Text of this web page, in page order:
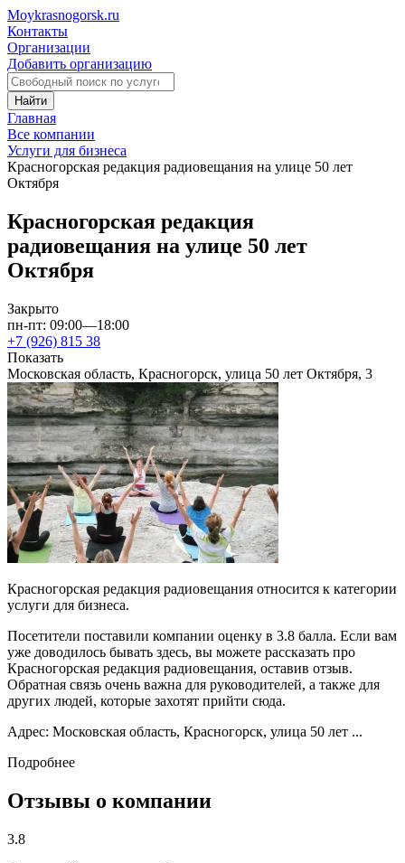
Moykrasnogorsk.ru
Контакты
Организации
Добавить организацию
Найти
Главная
Все компании
Услуги для бизнеса
Красногорская редакция радиовещания на улице 50 лет
Октября
Красногорская редакция
радиовещания на улице 50 лет
Октября
Закрыто
пн-пт: 09:00—18:00
+7 (926) 815 38
Показать
Московская область, Красногорск, улица 50 лет Октября, 3
Красногорская редакция радиовещания относится к категории
услуги для бизнеса.
Посетители поставили компании оценку в 3.8 балла. Если вам
уже доводилось бывать здесь, вы можете рассказать про
Красногорская редакция радиовещания, оставив отзыв.
Обратная связь очень важна для руководителей, а также для
других людей, которые захотят прийти сюда.
Адрес: Московская область, Красногорск, улица 50 лет ...
Подробнее
Отзывы о компании
3.8